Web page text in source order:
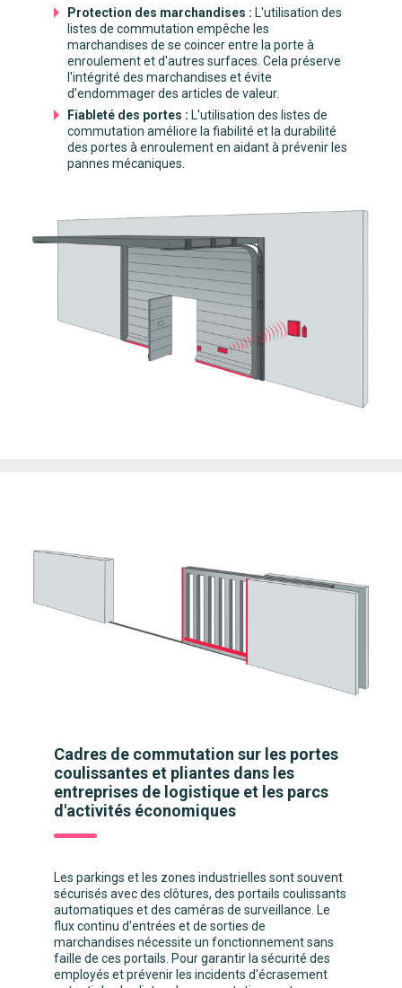
Protection des marchandises : L'utilisation des
listes de commutation empêche les
marchandises de se coincer entre la porte à
enroulement et d'autres surfaces. Cela préserve
l'intégrité des marchandises et évite
d'endommager des articles de valeur.
Fiableté des portes : L'utilisation des listes de
commutation améliore la fiabilité et la durabilité
des portes à enroulement en aidant à prévenir les
pannes mécaniques.
Cadres de commutation sur les portes
coulissantes et pliantes dans les
entreprises de logistique et les parcs
d'activités économiques
Les parkings et les zones industrielles sont souvent
sécurisés avec des clôtures, des portails coulissants
automatiques et des caméras de surveillance. Le
flux continu d'entrées et de sorties de
marchandises nécessite un fonctionnement sans
faille de ces portails. Pour garantir la sécurité des
employés et prévenir les incidents d'écrasement